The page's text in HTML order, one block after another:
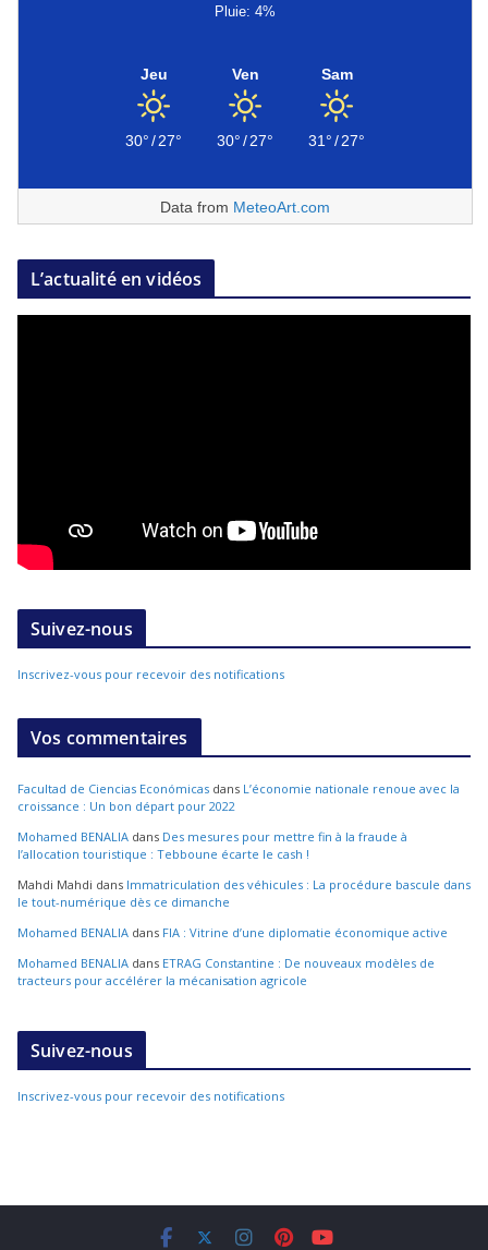
Pluie: 4%
Jeu
30°/27°
Ven
30°/27°
Sam
31°/27°
Data from MeteoArt.com
L’actualité en vidéos
Suivez-nous
Inscrivez-vous pour recevoir des notifications
Vos commentaires
Facultad de Ciencias Económicas dans L’économie nationale renoue avec la
croissance : Un bon départ pour 2022
Mohamed BENALIA dans Des mesures pour mettre fin à la fraude à
l’allocation touristique : Tebboune écarte le cash !
Mahdi Mahdi dans Immatriculation des véhicules : La procédure bascule dans
le tout-numérique dès ce dimanche
Mohamed BENALIA dans FIA : Vitrine d’une diplomatie économique active
Mohamed BENALIA dans ETRAG Constantine : De nouveaux modèles de
tracteurs pour accélérer la mécanisation agricole
Suivez-nous
Inscrivez-vous pour recevoir des notifications